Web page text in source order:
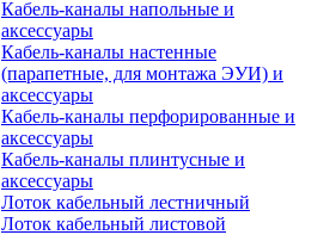
Кабель-каналы напольные и
аксессуары
Кабель-каналы настенные
(парапетные, для монтажа ЭУИ) и
аксессуары
Кабель-каналы перфорированные и
аксессуары
Кабель-каналы плинтусные и
аксессуары
Лоток кабельный лестничный
Лоток кабельный листовой